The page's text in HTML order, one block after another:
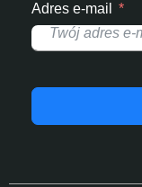
Adres e-mail